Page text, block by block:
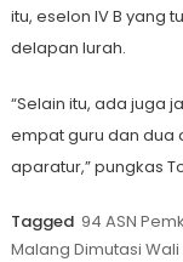
itu, eselon IV B yang
delapan lurah.
“Selain itu, ada juga
empat guru dan dua
aparatur,” pungkas
Tagged 94 ASN
Malang Dimutasi